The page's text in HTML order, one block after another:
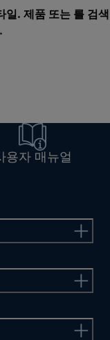
일. 제품 또는 를 검색
.
용자 매뉴얼